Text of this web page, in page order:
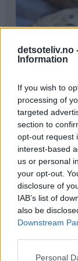
detsoteliv.no
Information
If you wish to
processing of
targeted
section to
opt-out request
interest-based
us or personal
your opt-out.
disclosure of
IAB’s list of
also be
Downstream
Personal
150 g smør
50 g sukker
200 g brunt
2 store egg
150 g
100 g fin
0,5 ts